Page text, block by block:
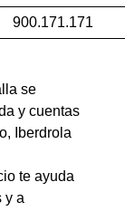
900.171.171
se
y cuentas
Iberdrola
te ayuda
y a